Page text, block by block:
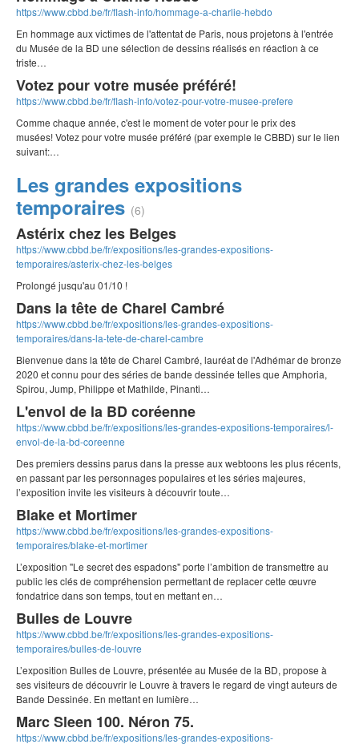
https://www.cbbd.be/fr/flash-info/hommage-a-charlie-hebdo
En hommage aux victimes de l'attentat de Paris, nous projetons à l'entrée
du Musée de la BD une sélection de dessins réalisés en réaction à ce
triste…
Votez pour votre musée préféré!
https://www.cbbd.be/fr/flash-info/votez-pour-votre-musee-prefere
Comme chaque année, c'est le moment de voter pour le prix des
musées! Votez pour votre musée préféré (par exemple le CBBD) sur le lien
suivant:…
Les grandes expositions
temporaires (6)
Astérix chez les Belges
https://www.cbbd.be/fr/expositions/les-grandes-expositions-
temporaires/asterix-chez-les-belges
Prolongé jusqu'au 01/10 !
Dans la tête de Charel Cambré
https://www.cbbd.be/fr/expositions/les-grandes-expositions-
temporaires/dans-la-tete-de-charel-cambre
Bienvenue dans la tête de Charel Cambré, lauréat de l'Adhémar de bronze
2020 et connu pour des séries de bande dessinée telles que Amphoria,
Spirou, Jump, Philippe et Mathilde, Pinanti…
L'envol de la BD coréenne
https://www.cbbd.be/fr/expositions/les-grandes-expositions-temporaires/l-
envol-de-la-bd-coreenne
Des premiers dessins parus dans la presse aux webtoons les plus récents,
en passant par les personnages populaires et les séries majeures,
l’exposition invite les visiteurs à découvrir toute…
Blake et Mortimer
https://www.cbbd.be/fr/expositions/les-grandes-expositions-
temporaires/blake-et-mortimer
L’exposition "Le secret des espadons" porte l’ambition de transmettre au
public les clés de compréhension permettant de replacer cette œuvre
fondatrice dans son temps, tout en mettant en…
Bulles de Louvre
https://www.cbbd.be/fr/expositions/les-grandes-expositions-
temporaires/bulles-de-louvre
L’exposition Bulles de Louvre, présentée au Musée de la BD, propose à
ses visiteurs de découvrir le Louvre à travers le regard de vingt auteurs de
Bande Dessinée. En mettant en lumière…
Marc Sleen 100. Néron 75.
https://www.cbbd.be/fr/expositions/les-grandes-expositions-